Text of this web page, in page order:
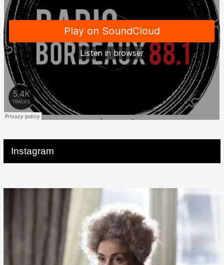
Instagram